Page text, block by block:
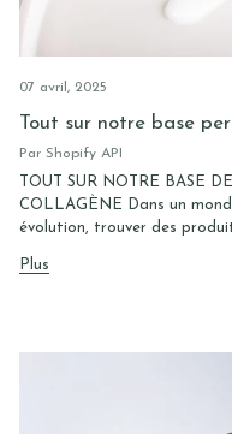
07 avril, 2025
Tout sur notre base
Par Shopify API
TOUT SUR NOTRE BASE
COLLAGÈNE Dans un
évolution, trouver des
Plus